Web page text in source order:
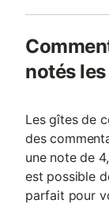
notés
Les gîtes de
des
une note de
est possible
parfait pour